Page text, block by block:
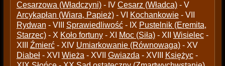
Cesarzowa (Władczyni)- IV Cesarz (Władca)- V
Arcykapłan (Wiara, Papież)- VI Kochankowie- VII
Rydwan - VIII Sprawiedliwość- IX Pustelnik (Eremita,
Starzec)- X Koło fortuny- XI Moc (Siła)- XII Wisielec-
XIII Źmierć- XIV Umiarkowanie (Równowaga)- XV
Diabeł- XVI Wieża - XVII Gwiazda - XVIII Księżyc-